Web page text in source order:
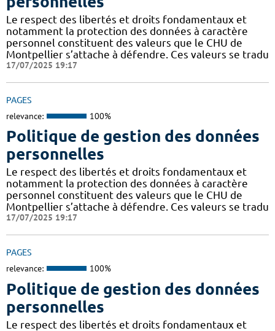
Le respect des libertés et droits fondamentaux et
notamment la protection des données à caractère
personnel constituent des valeurs que le CHU de
Montpellier s’attache à défendre. Ces valeurs se tradu
17/07/2025 19:17
PAGES
relevance: 100%
Politique de gestion des données
personnelles
Le respect des libertés et droits fondamentaux et
notamment la protection des données à caractère
personnel constituent des valeurs que le CHU de
Montpellier s’attache à défendre. Ces valeurs se tradu
17/07/2025 19:17
PAGES
relevance: 100%
Politique de gestion des données
personnelles
Le respect des libertés et droits fondamentaux et